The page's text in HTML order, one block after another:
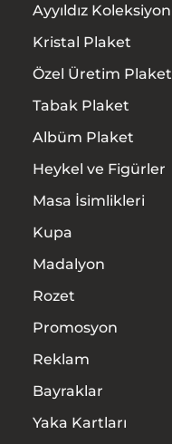
Ayyıldız Koleksiyon
Kristal Plaket
Özel Üretim Plaket
Tabak Plaket
Albüm Plaket
Heykel ve Figürler
Masa İsimlikleri
Kupa
Madalyon
Rozet
Promosyon
Reklam
Bayraklar
Yaka Kartları